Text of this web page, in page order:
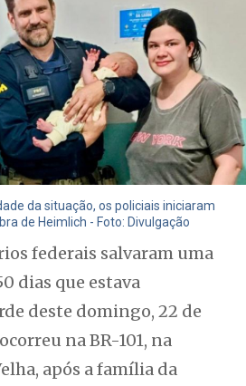
da situação, os policiais iniciaram
de Heimlich - Foto: Divulgação
federais salvaram uma
dias que estava
deste domingo, 22 de
na BR-101, na
após a família da